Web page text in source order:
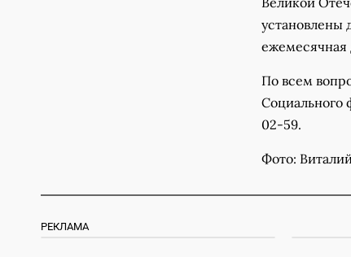
установлены
ежемесячная
По всем
Социального
02-59.
Фото:
РЕКЛАМА